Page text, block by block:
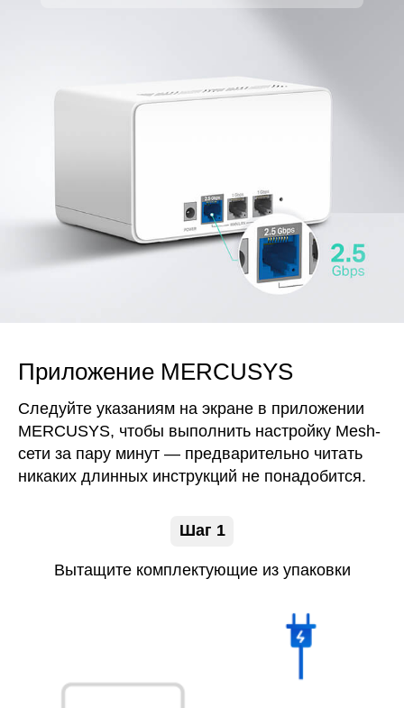
Приложение MERCUSYS
Следуйте указаниям на экране в приложении
MERCUSYS, чтобы выполнить настройку Mesh-
сети за пару минут — предварительно читать
никаких длинных инструкций не понадобится.
Шаг 1
Вытащите комплектующие из упаковки